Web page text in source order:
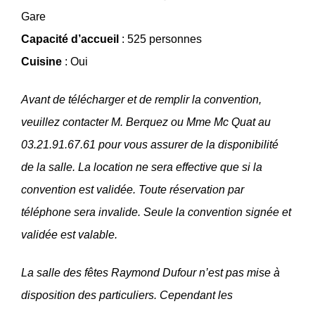
Gare
Capacité d’accueil : 525 personnes
Cuisine : Oui
Avant de télécharger et de remplir la convention,
veuillez contacter M. Berquez ou Mme Mc Quat au
03.21.91.67.61 pour vous assurer de la disponibilité
de la salle. La location ne sera effective que si la
convention est validée. Toute réservation par
téléphone sera invalide. Seule la convention signée et
validée est valable.
La salle des fêtes Raymond Dufour n’est pas mise à
disposition des particuliers. Cependant les